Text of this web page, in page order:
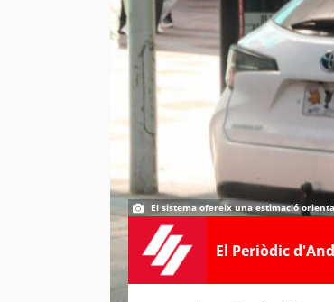
El sistema ofereix una estimació
El Periòdic